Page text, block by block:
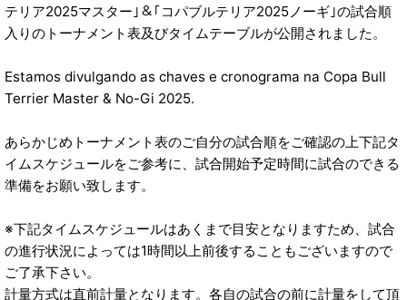
テリア2025マスター｣＆｢コパブルテリア2025ノーギ｣の試合順
入りのトーナメント表及びタイムテーブルが公開されました。
Estamos divulgando as chaves e cronograma na Copa Bull
Terrier Master & No-Gi 2025.
あらかじめトーナメント表のご自分の試合順をご確認の上下記タ
イムスケジュールをご参考に、試合開始予定時間に試合のできる
準備をお願い致します。
※下記タイムスケジュールはあくまで目安となりますため、試合
の進行状況によっては1時間以上前後することもございますので
ご了承下さい。
計量方式は直前計量となります。各自の試合の前に計量をして頂